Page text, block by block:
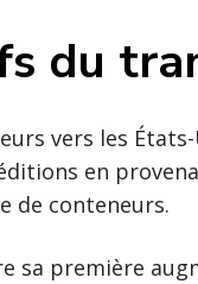
du
vers les
en
de conteneurs.
sa première